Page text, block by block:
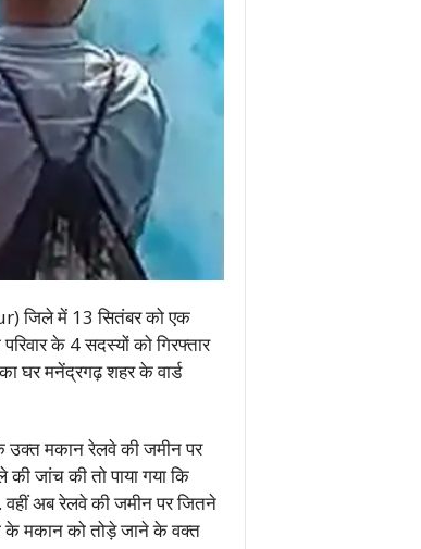
जिले में 13 सितंबर को एक
के 4 सदस्यों को गिरफ्तार
घर मनेंद्रगढ़ शहर के वार्ड
उक्त मकान रेलवे की जमीन पर
जांच की तो पाया गया कि
अब रेलवे की जमीन पर जितने
के मकान को तोड़े जाने के वक्त